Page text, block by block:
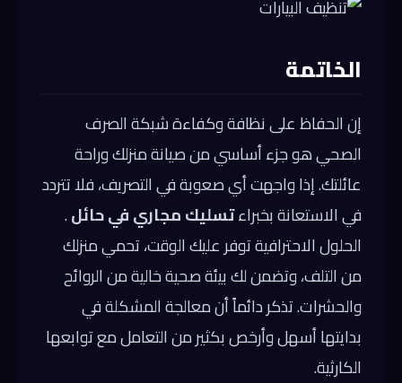
الخاتمة
إن الحفاظ على نظافة وكفاءة شبكة الصرف
الصحي هو جزء أساسي من صيانة منزلك وراحة
عائلتك. إذا واجهت أي صعوبة في التصريف، فلا تتردد
في الاستعانة بخبراءتسليك مجاري في حائل.
الحلول الاحترافية توفر عليك الوقت، تحمي منزلك
من التلف، وتضمن لك بيئة صحية خالية من الروائح
والحشرات. تذكر دائماً أن معالجة المشكلة في
بدايتها أسهل وأرخص بكثير من التعامل مع توابعها
الكارثية.